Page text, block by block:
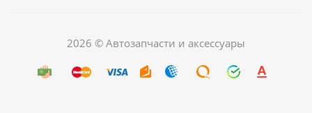
2026 © Автозапчасти и аксессуары